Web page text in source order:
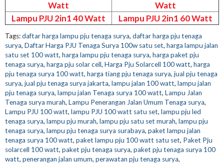
Watt
Watt
Lampu PJU 2in1 40 Watt
Lampu PJU 2in1 60 Watt
Tags:daftar harga lampu pju tenaga surya, daftar harga pju tenaga
surya, Daftar Harga PJU Tenaga Surya 100w satu set, harga lampu jalan
satu set 100 watt, harga lampu pju tenaga surya, harga paket pju
tenaga surya, harga pju solar cell, Harga Pju Solarcell 100 watt, harga
pju tenaga surya 100 watt, harga tiang pju tenaga surya, jual pju tenaga
surya, jual pju tenaga surya jakarta, lampu jalan 100 watt, lampu jalan
pju tenaga surya, lampu jalan Tenaga surya 100 watt, Lampu Jalan
Tenaga surya murah, Lampu Penerangan Jalan Umum Tenaga surya,
Lampu PJU 100 watt, lampu PJU 100 watt satu set, lampu pju led
tenaga surya, lampu pju murah, lampu pju satu set murah, lampu pju
tenaga surya, lampu pju tenaga surya surabaya, paket lampu jalan
tenaga surya 100 watt, paket lampu pju 100 watt satu set, Paket Pju
solarcell 100 watt, paket pju tenaga surya, paket pju tenaga surya 100
watt, penerangan jalan umum, perawatan pju tenaga surya,